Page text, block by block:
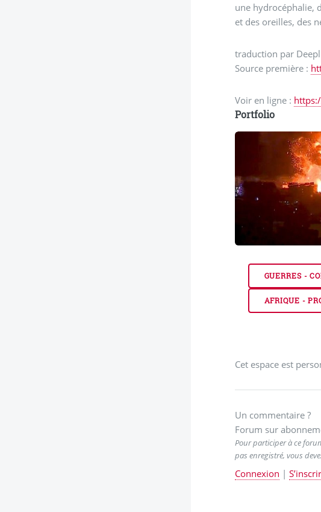
une hydrocéphalie,
et des oreilles, des
traduction par Deepl
Source première :
Voir en ligne :
Portfolio
GUERRES -
AFRIQUE -
Cet espace est
Un commentaire ?
Forum sur
Pour participer à ce
pas enregistré, vous
Connexion |